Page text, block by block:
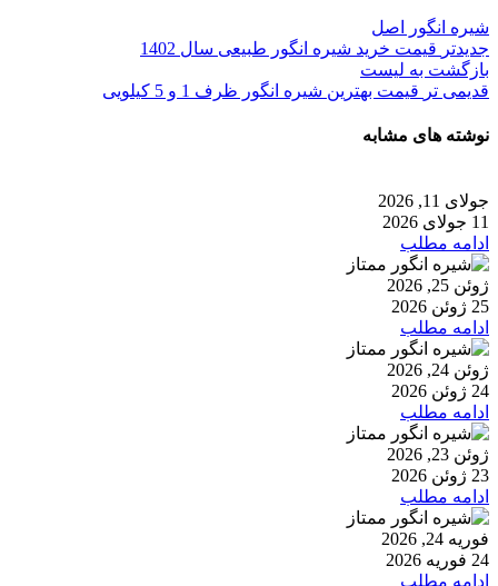
شیره انگور اصل
جدیدتر قیمت خرید شیره انگور طبیعی سال 1402
بازگشت به لیست
قدیمی تر قیمت بهترین شیره انگور ظرف 1 و 5 کیلویی
نوشته های مشابه
جولای 11, 2026
11 جولای 2026
ادامه مطلب
ژوئن 25, 2026
25 ژوئن 2026
ادامه مطلب
ژوئن 24, 2026
24 ژوئن 2026
ادامه مطلب
ژوئن 23, 2026
23 ژوئن 2026
ادامه مطلب
فوریه 24, 2026
24 فوریه 2026
ادامه مطلب